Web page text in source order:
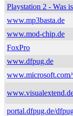
Playstation 2 - Was
www.mp3basta.de
www.mod-chip.de
FoxPro
www.dfpug.de
portal.dfpug.de/